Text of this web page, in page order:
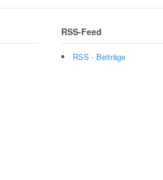
RSS-Feed
RSS - Beiträge